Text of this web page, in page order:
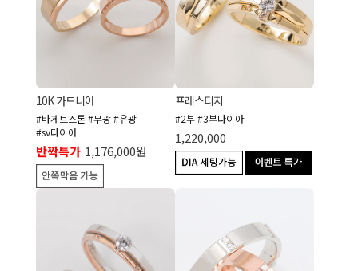
10K 가드니아
#바게트스톤 #무광 #유광
#sv다이아
반짝특가 1,176,000원
프레스티지
#2부 #3부다이아
1,220,000